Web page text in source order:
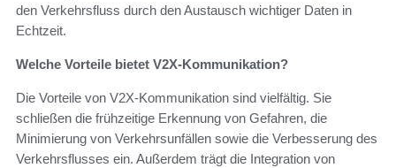
den Verkehrsfluss durch den Austausch wichtiger Daten in
Echtzeit.
Welche Vorteile bietet V2X-Kommunikation?
Die Vorteile von V2X-Kommunikation sind vielfältig. Sie
schließen die frühzeitige Erkennung von Gefahren, die
Minimierung von Verkehrsunfällen sowie die Verbesserung des
Verkehrsflusses ein. Außerdem trägt die Integration von